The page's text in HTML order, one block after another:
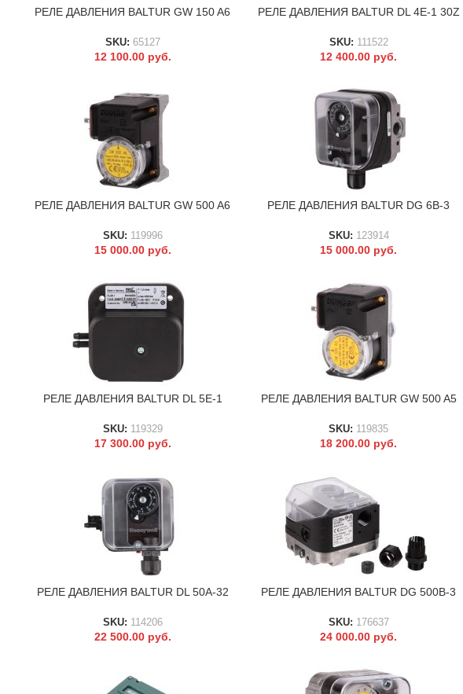
В КОРЗИНУ
РЕЛЕ ДАВЛЕНИЯ BALTUR GW 150 A6
SKU: 65127
12 100.00 руб.
В КОРЗИНУ
РЕЛЕ ДАВЛЕНИЯ BALTUR DL 4E-1 30Z
SKU: 111522
12 400.00 руб.
В КОРЗИНУ
РЕЛЕ ДАВЛЕНИЯ BALTUR GW 500 A6
SKU: 119996
15 000.00 руб.
В КОРЗИНУ
РЕЛЕ ДАВЛЕНИЯ BALTUR DG 6B-3
SKU: 123914
15 000.00 руб.
В КОРЗИНУ
РЕЛЕ ДАВЛЕНИЯ BALTUR DL 5E-1
SKU: 119329
17 300.00 руб.
В КОРЗИНУ
РЕЛЕ ДАВЛЕНИЯ BALTUR GW 500 A5
SKU: 119835
18 200.00 руб.
В КОРЗИНУ
РЕЛЕ ДАВЛЕНИЯ BALTUR DL 50A-32
SKU: 114206
22 500.00 руб.
В КОРЗИНУ
РЕЛЕ ДАВЛЕНИЯ BALTUR DG 500B-3
SKU: 176637
24 000.00 руб.